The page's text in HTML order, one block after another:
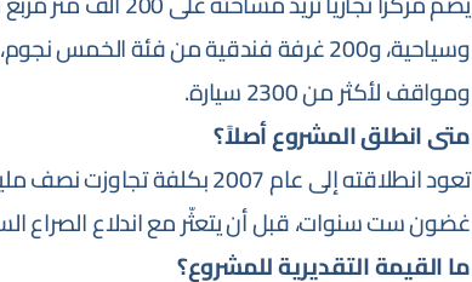
وسياحية، و200 غرفة فندقية من فئة
ومواقف لأكثر من 2300 سيارة.
متى انطلق المشروع أصلاً؟
غضون ست سنوات، قبل أن يتعثّر مع اندلاع الصراع
ما القيمة التقديرية للمشروع؟